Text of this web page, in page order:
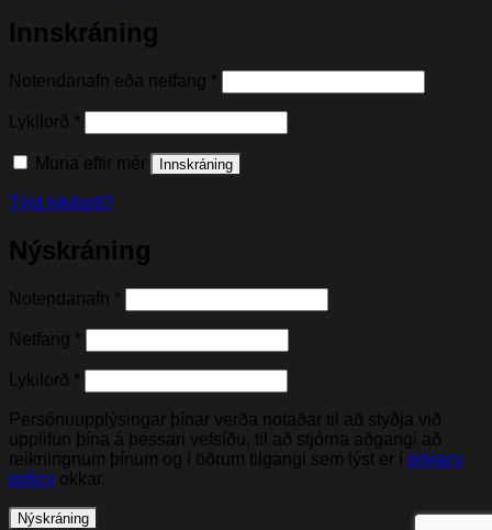
Innskráning
Notendanafn eða netfang *
Lykilorð *
Muna eftir mér Innskráning
Týnt lykilorð?
Nýskráning
Notendanafn *
Netfang *
Lykilorð *
Persónuupplýsingar þínar verða notaðar til að styðja við
upplifun þína á þessari vefsíðu, til að stjórna aðgangi að
reikningnum þínum og í öðrum tilgangi sem lýst er í privacy
policy okkar.
Nýskráning